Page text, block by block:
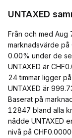
UNTAXED
Från och med Aug
marknadsvärde på
0.00% under de
UNTAXED är
24 timmar ligger
UNTAXED är
Baserat på
12847 bland alla
nådde UNTAXED
nivå på